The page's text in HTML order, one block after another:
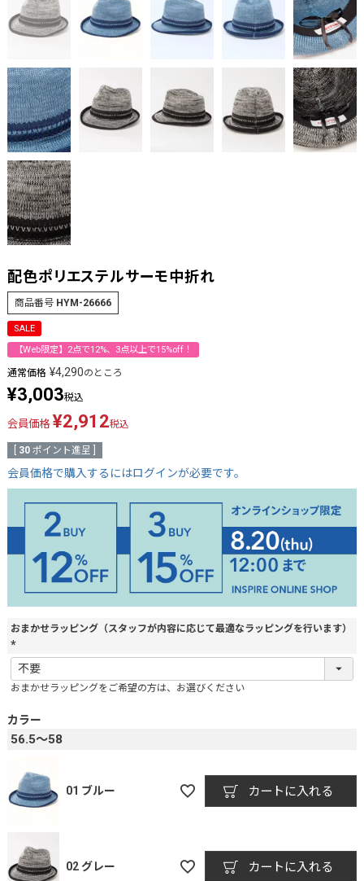
配色ポリエステルサーモ中折れ
商品番号 HYM-26666
SALE
【Web限定】2点で12%、3点以上で15%off！
通常価格 ¥4,290のところ
¥3,003税込
会員価格 ¥2,912税込
30 ポイント進呈 ]
会員価格で購入するにはログインが必要です。
おまかせラッピング（スタッフが内容に応じて最適なラッピングを行います）
(
須
おまかせラッピングをご希望の方は、お選びください
カラー
56.5～58
01 ブルー カートに入れる
02 グレー カートに入れる